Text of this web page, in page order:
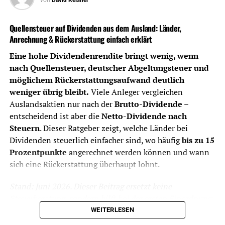
Depotkosten
Depotführung,
Handelsplatzgebühren,
Sparplankosten und
Währungsumrechnung zählen.
Dividendenabrechnung
Ein gutes Dividenden-Depot sollte
Ausschüttungen, Steuern und Erträge
übersichtlich dokumentieren.
Quellensteuer
Bei Auslandsdividenden ist wichtig, ob
der Broker Quellensteuer sauber
ausweist, anrechenbare Beträge
berücksichtigt und nötige Unterlagen
bereitstellt.
spanische, japanische oder US-Aktien
sind Handelsplätze, Währung und
Quellensteuer auf Dividenden aus dem Ausland: Länder,
Anrechnung & Rückerstattung einfach erklärt
Eine hohe Dividendenrendite bringt wenig, wenn
nach Quellensteuer, deutscher Abgeltungsteuer und
möglichem Rückerstattungsaufwand deutlich
weniger übrig bleibt. Viele Anleger vergleichen
Auslandsaktien nur nach derBrutto-Dividende –
entscheidend ist aber dieNetto-Dividende nach
Steuern. Dieser Ratgeber zeigt, welche Länder bei
Dividenden steuerlich einfacher sind, wo häufigbis zu 15
Prozentpunkte angerechnet werden können und wann
sich eine Rückerstattung überhaupt lohnt.
für Privatanleger mit Depot in Deutschland.
WEITERLESEN